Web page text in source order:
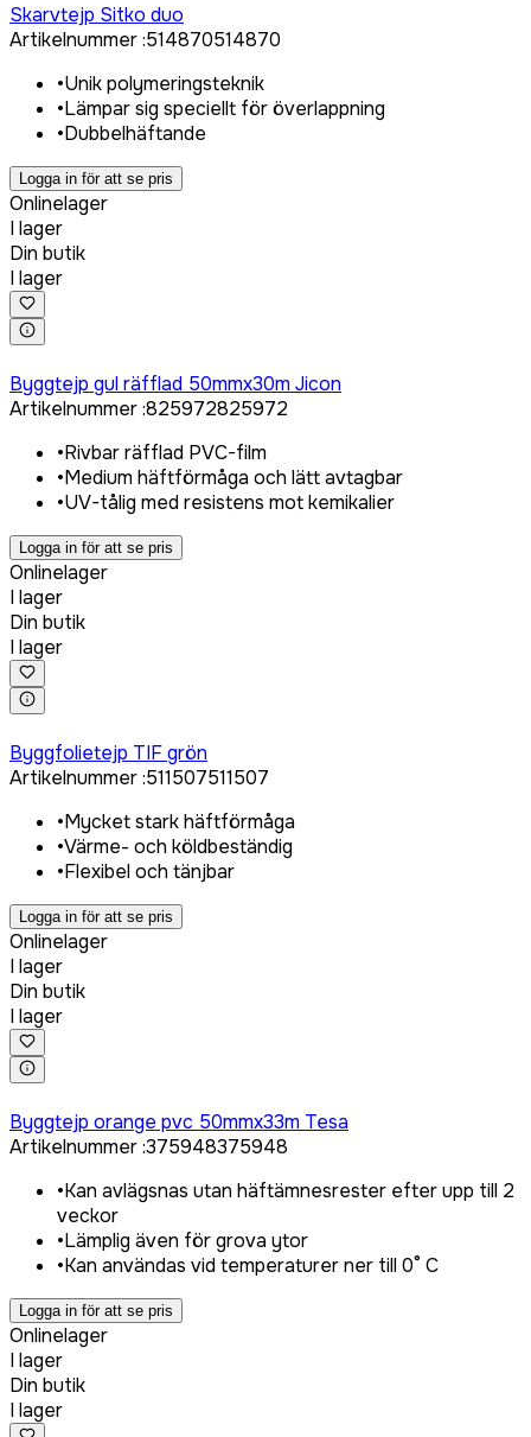
Skarvtejp Sitko duo
Artikelnummer:514870514870
•Unik polymeringsteknik
•Lämpar sig speciellt för överlappning
•Dubbelhäftande
Logga in för att se pris
Onlinelager
I lager
Din butik
I lager
Byggtejp gul räfflad 50mmx30m Jicon
Artikelnummer:825972825972
•Rivbar räfflad PVC-film
•Medium häftförmåga och lätt avtagbar
•UV-tålig med resistens mot kemikalier
Logga in för att se pris
Onlinelager
I lager
Din butik
I lager
Byggfolietejp TIF grön
Artikelnummer:511507511507
•Mycket stark häftförmåga
•Värme- och köldbeständig
•Flexibel och tänjbar
Logga in för att se pris
Onlinelager
I lager
Din butik
I lager
Byggtejp orange pvc 50mmx33m Tesa
Artikelnummer:375948375948
•Kan avlägsnas utan häftämnesrester efter upp till 2
veckor
•Lämplig även för grova ytor
•Kan användas vid temperaturer ner till 0° C
Logga in för att se pris
Onlinelager
I lager
Din butik
I lager